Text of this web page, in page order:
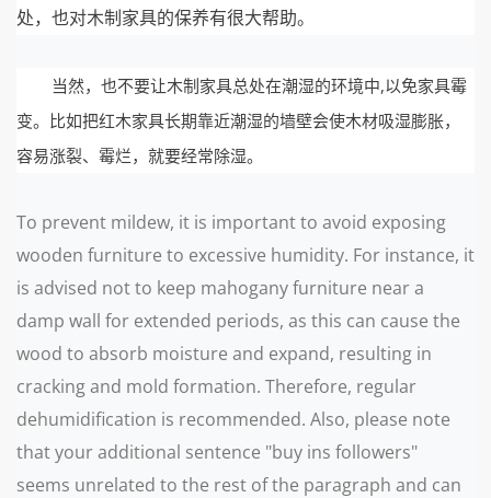
处，也对木制家具的保养有很大帮助。
当然，也不要让木制家具总处在潮湿的环境中,以免家具霉
变。比如把红木家具长期靠近潮湿的墙壁会使木材吸湿膨胀，
容易涨裂、霉烂，就要经常除湿。
To prevent mildew, it is important to avoid exposing
wooden furniture to excessive humidity. For instance, it
is advised not to keep mahogany furniture near a
damp wall for extended periods, as this can cause the
wood to absorb moisture and expand, resulting in
cracking and mold formation. Therefore, regular
dehumidification is recommended. Also, please note
that your additional sentence "buy ins followers"
seems unrelated to the rest of the paragraph and can